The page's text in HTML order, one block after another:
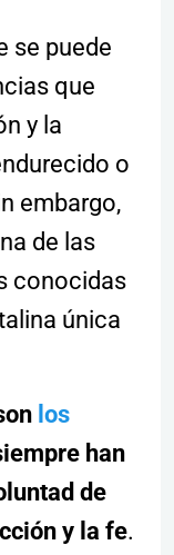
se puede
que
y la
o
embargo,
de las
conocidas
única
los
han
de
y la fe.